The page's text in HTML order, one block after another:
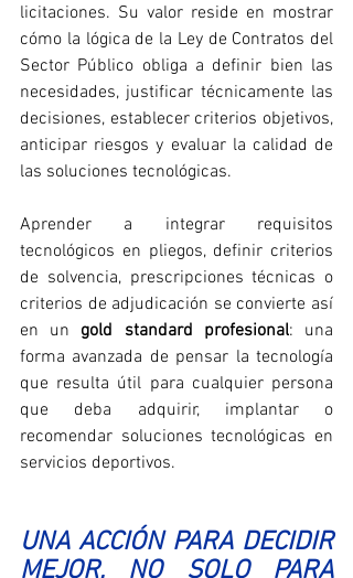
licitaciones. Su valor reside en mostrar
cómo la lógica de la Ley de Contratos del
Sector Público obliga a definir bien las
necesidades, justificar técnicamente las
decisiones, establecer criterios objetivos,
anticipar riesgos y evaluar la calidad de
las soluciones tecnológicas.
Aprender a integrar requisitos
tecnológicos en pliegos, definir criterios
de solvencia, prescripciones técnicas o
criterios de adjudicación se convierte así
en un gold standard profesional: una
forma avanzada de pensar la tecnología
que resulta útil para cualquier persona
que deba adquirir, implantar o
recomendar soluciones tecnológicas en
servicios deportivos.
UNA ACCIÓN PARA DECIDIR
MEJOR, NO SOLO PARA